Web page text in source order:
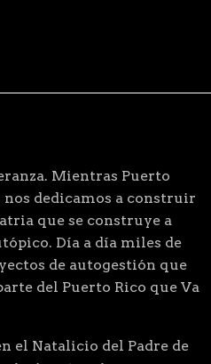
Mientras Puerto
dedicamos a construir
que se construye a
Día a día miles de
de autogestión que
del Puerto Rico que Va
el Natalicio del Padre de